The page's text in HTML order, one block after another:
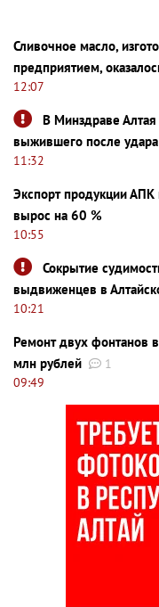
Сливочное масло,
предприятием,
12:07
В Минздраве Алтая
выжившего после
11:32
Экспорт продукции АПК
вырос на 60 %
10:55
Сокрытие
выдвиженцев в
10:21
Ремонт двух фонтанов
млн рублей
1
09:49